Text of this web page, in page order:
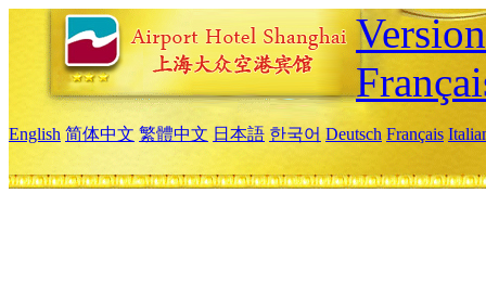
English 简体中文 繁體中文 日本語 한국어 Deutsch Français